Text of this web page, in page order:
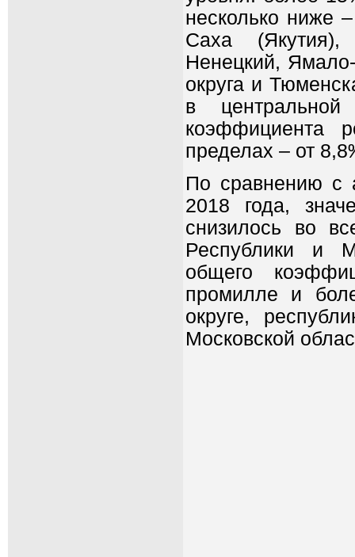
несколько ниже
Саха
Ненецкий,
округа и
в
коэффициента
пределах – от
По сравнению с
2018 года,
снизилось во
Республики и
общего
промилле и
округе,
Московской